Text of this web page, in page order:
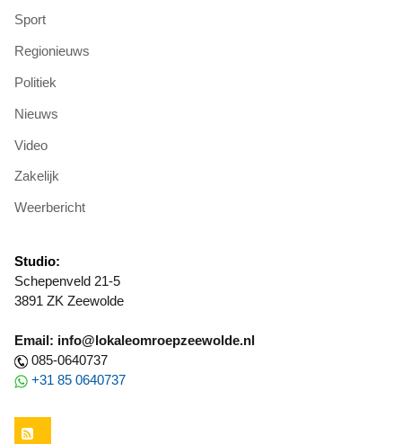
Sport
Regionieuws
Politiek
Nieuws
Video
Zakelijk
Weerbericht
Studio:
Schepenveld 21-5
3891 ZK Zeewolde
Email: info@lokaleomroepzeewolde.nl
085-0640737
+31 85 0640737